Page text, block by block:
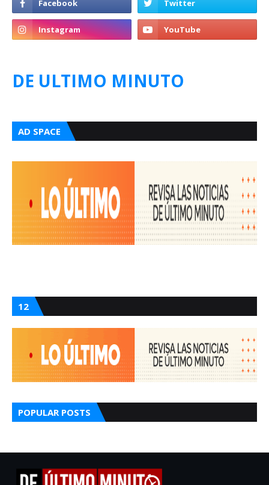
DE ULTIMO MINUTO
AD SPACE
12
POPULAR POSTS